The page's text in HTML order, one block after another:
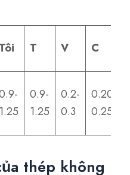
Tôi T V C
1.25
0.9-
1.25
0.2-
0.3
0.20-
0.25
thép không